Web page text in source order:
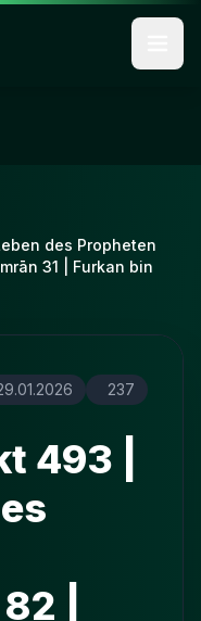
des Propheten
31 | Furkan bin
237
493 |
|